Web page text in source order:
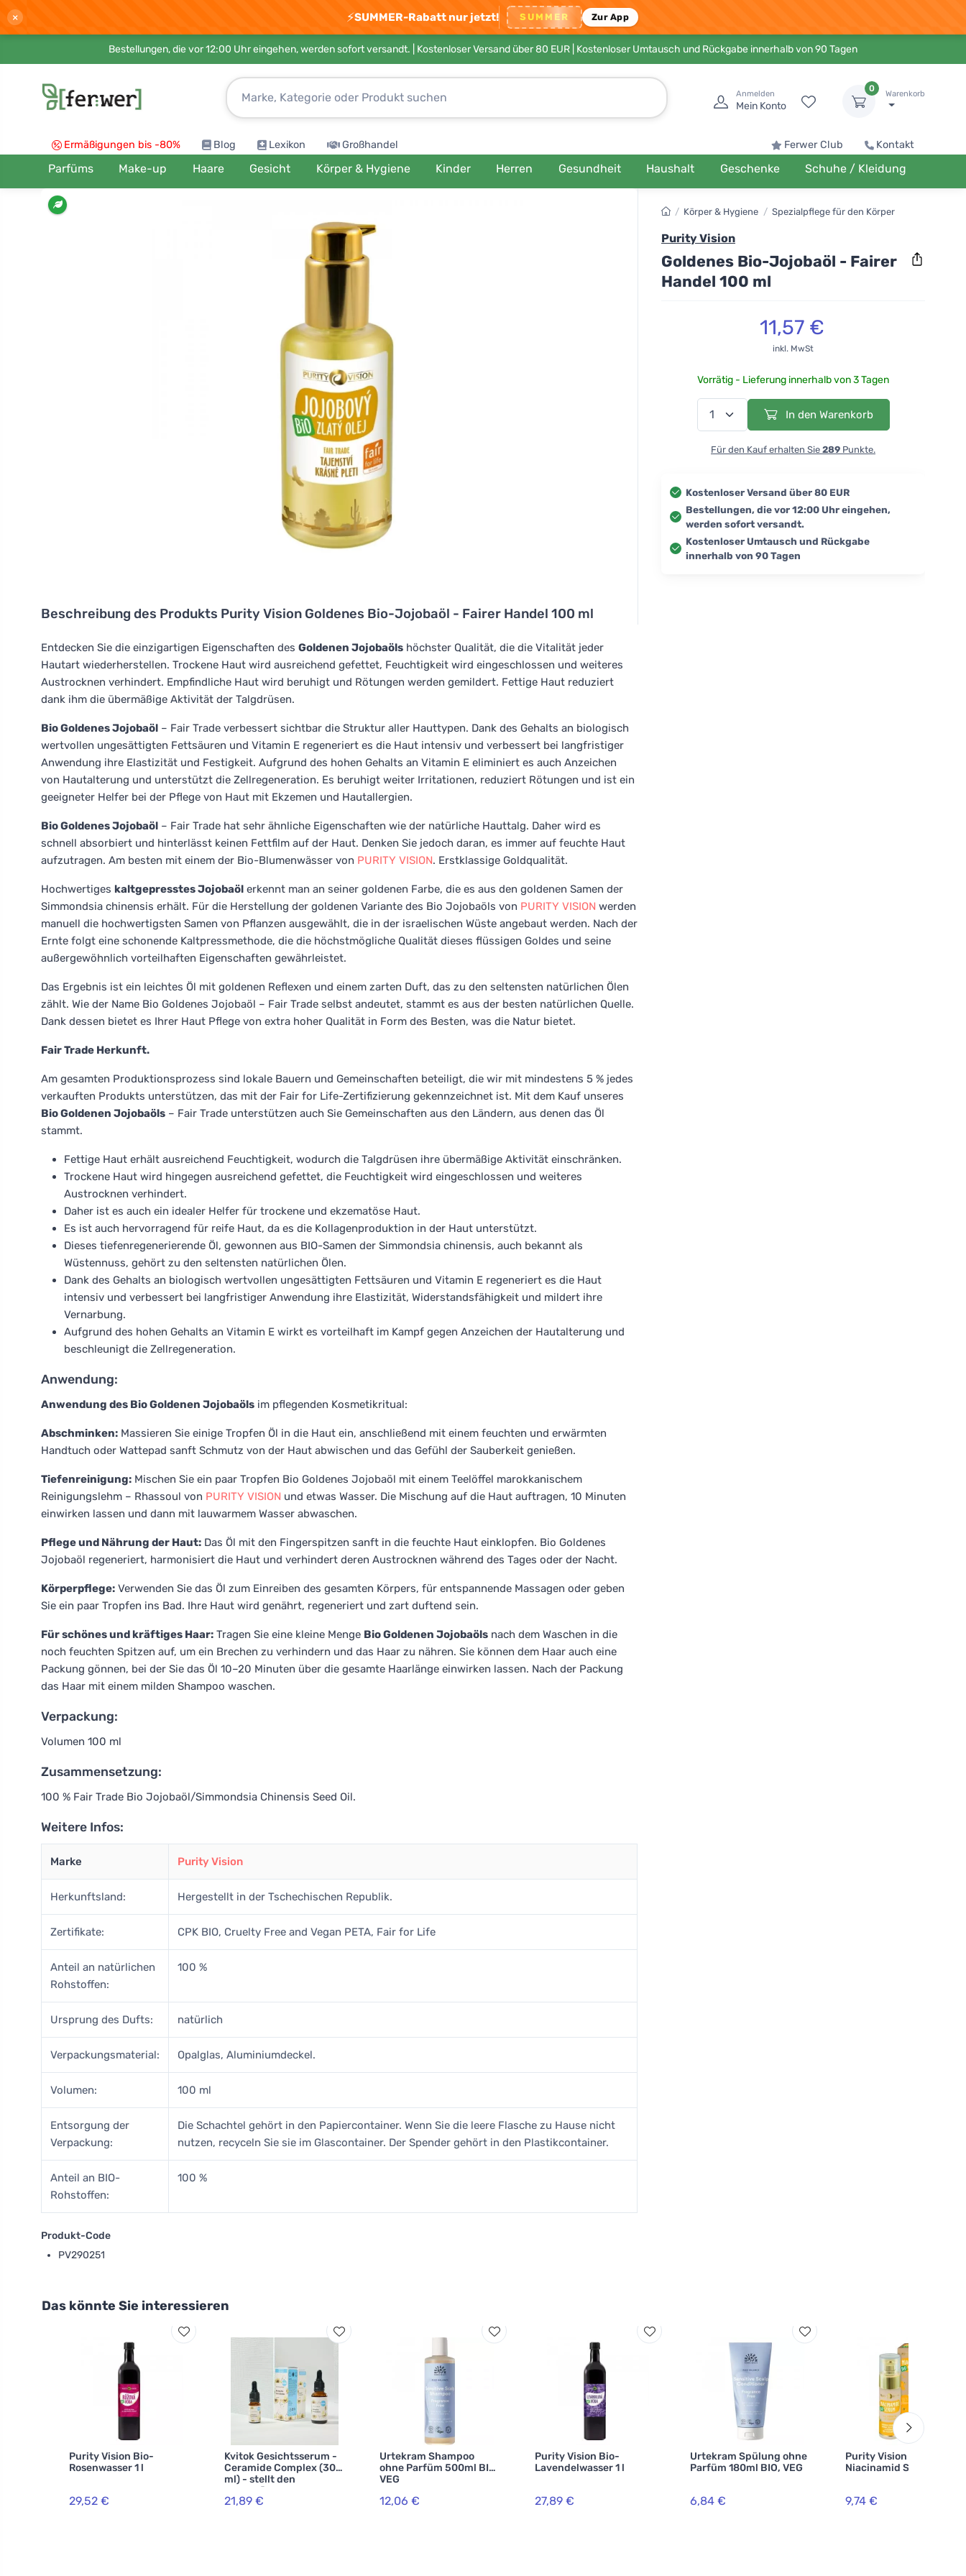
× ⚡SUMMER-Rabatt nur jetzt! SUMMER Zur App
Bestellungen, die vor 12:00 Uhr eingehen, werden sofort versandt. | Kostenloser Versand über 80 EUR | Kostenloser Umtausch und Rückgabe innerhalb von 90 Tagen
Anmelden
Mein Konto
0
Warenkorb
Ermäßigungen bis -80% Blog Lexikon Großhandel Ferwer Club Kontakt
Parfüms Make-up Haare Gesicht Körper & Hygiene Kinder Herren Gesundheit Haushalt Geschenke Schuhe / Kleidung
Beschreibung des Produkts Purity Vision Goldenes Bio-Jojobaöl - Fairer Handel 100 ml
Entdecken Sie die einzigartigen Eigenschaften des Goldenen Jojobaöls höchster Qualität, die die Vitalität jeder
Hautart wiederherstellen. Trockene Haut wird ausreichend gefettet, Feuchtigkeit wird eingeschlossen und weiteres
Austrocknen verhindert. Empfindliche Haut wird beruhigt und Rötungen werden gemildert. Fettige Haut reduziert
dank ihm die übermäßige Aktivität der Talgdrüsen.
Bio Goldenes Jojobaöl – Fair Trade verbessert sichtbar die Struktur aller Hauttypen. Dank des Gehalts an biologisch
wertvollen ungesättigten Fettsäuren und Vitamin E regeneriert es die Haut intensiv und verbessert bei langfristiger
Anwendung ihre Elastizität und Festigkeit. Aufgrund des hohen Gehalts an Vitamin E eliminiert es auch Anzeichen
von Hautalterung und unterstützt die Zellregeneration. Es beruhigt weiter Irritationen, reduziert Rötungen und ist ein
geeigneter Helfer bei der Pflege von Haut mit Ekzemen und Hautallergien.
Bio Goldenes Jojobaöl – Fair Trade hat sehr ähnliche Eigenschaften wie der natürliche Hauttalg. Daher wird es
schnell absorbiert und hinterlässt keinen Fettfilm auf der Haut. Denken Sie jedoch daran, es immer auf feuchte Haut
aufzutragen. Am besten mit einem der Bio-Blumenwässer von PURITY VISION. Erstklassige Goldqualität.
Hochwertiges kaltgepresstes Jojobaöl erkennt man an seiner goldenen Farbe, die es aus den goldenen Samen der
Simmondsia chinensis erhält. Für die Herstellung der goldenen Variante des Bio Jojobaöls von PURITY VISION werden
manuell die hochwertigsten Samen von Pflanzen ausgewählt, die in der israelischen Wüste angebaut werden. Nach der
Ernte folgt eine schonende Kaltpressmethode, die die höchstmögliche Qualität dieses flüssigen Goldes und seine
außergewöhnlich vorteilhaften Eigenschaften gewährleistet.
Das Ergebnis ist ein leichtes Öl mit goldenen Reflexen und einem zarten Duft, das zu den seltensten natürlichen Ölen
zählt. Wie der Name Bio Goldenes Jojobaöl – Fair Trade selbst andeutet, stammt es aus der besten natürlichen Quelle.
Dank dessen bietet es Ihrer Haut Pflege von extra hoher Qualität in Form des Besten, was die Natur bietet.
Fair Trade Herkunft.
Am gesamten Produktionsprozess sind lokale Bauern und Gemeinschaften beteiligt, die wir mit mindestens 5 % jedes
verkauften Produkts unterstützen, das mit der Fair for Life-Zertifizierung gekennzeichnet ist. Mit dem Kauf unseres
Bio Goldenen Jojobaöls – Fair Trade unterstützen auch Sie Gemeinschaften aus den Ländern, aus denen das Öl
stammt.
Fettige Haut erhält ausreichend Feuchtigkeit, wodurch die Talgdrüsen ihre übermäßige Aktivität einschränken.
Trockene Haut wird hingegen ausreichend gefettet, die Feuchtigkeit wird eingeschlossen und weiteres
Austrocknen verhindert.
Daher ist es auch ein idealer Helfer für trockene und ekzematöse Haut.
Es ist auch hervorragend für reife Haut, da es die Kollagenproduktion in der Haut unterstützt.
Dieses tiefenregenerierende Öl, gewonnen aus BIO-Samen der Simmondsia chinensis, auch bekannt als
Wüstennuss, gehört zu den seltensten natürlichen Ölen.
Dank des Gehalts an biologisch wertvollen ungesättigten Fettsäuren und Vitamin E regeneriert es die Haut
intensiv und verbessert bei langfristiger Anwendung ihre Elastizität, Widerstandsfähigkeit und mildert ihre
Vernarbung.
Aufgrund des hohen Gehalts an Vitamin E wirkt es vorteilhaft im Kampf gegen Anzeichen der Hautalterung und
beschleunigt die Zellregeneration.
Anwendung:
Anwendung des Bio Goldenen Jojobaöls im pflegenden Kosmetikritual:
Abschminken: Massieren Sie einige Tropfen Öl in die Haut ein, anschließend mit einem feuchten und erwärmten
Handtuch oder Wattepad sanft Schmutz von der Haut abwischen und das Gefühl der Sauberkeit genießen.
Tiefenreinigung: Mischen Sie ein paar Tropfen Bio Goldenes Jojobaöl mit einem Teelöffel marokkanischem
Reinigungslehm – Rhassoul von PURITY VISION und etwas Wasser. Die Mischung auf die Haut auftragen, 10 Minuten
einwirken lassen und dann mit lauwarmem Wasser abwaschen.
Pflege und Nährung der Haut: Das Öl mit den Fingerspitzen sanft in die feuchte Haut einklopfen. Bio Goldenes
Jojobaöl regeneriert, harmonisiert die Haut und verhindert deren Austrocknen während des Tages oder der Nacht.
Körperpflege: Verwenden Sie das Öl zum Einreiben des gesamten Körpers, für entspannende Massagen oder geben
Sie ein paar Tropfen ins Bad. Ihre Haut wird genährt, regeneriert und zart duftend sein.
Für schönes und kräftiges Haar: Tragen Sie eine kleine Menge Bio Goldenen Jojobaöls nach dem Waschen in die
noch feuchten Spitzen auf, um ein Brechen zu verhindern und das Haar zu nähren. Sie können dem Haar auch eine
Packung gönnen, bei der Sie das Öl 10–20 Minuten über die gesamte Haarlänge einwirken lassen. Nach der Packung
das Haar mit einem milden Shampoo waschen.
Verpackung:
Volumen 100 ml
Zusammensetzung:
100 % Fair Trade Bio Jojobaöl/Simmondsia Chinensis Seed Oil.
Weitere Infos:
Marke Purity Vision
Herkunftsland: Hergestellt in der Tschechischen Republik.
Zertifikate: CPK BIO, Cruelty Free and Vegan PETA, Fair for Life
Anteil an natürlichen
Rohstoffen:
100 %
Ursprung des Dufts: natürlich
Verpackungsmaterial: Opalglas, Aluminiumdeckel.
Volumen: 100 ml
Entsorgung der
Verpackung:
Die Schachtel gehört in den Papiercontainer. Wenn Sie die leere Flasche zu Hause nicht
nutzen, recyceln Sie sie im Glascontainer. Der Spender gehört in den Plastikcontainer.
Anteil an BIO-
Rohstoffen:
100 %
Produkt-Code
PV290251
/ Körper & Hygiene / Spezialpflege für den Körper
Purity Vision
Goldenes Bio-Jojobaöl - Fairer
Handel 100 ml
11,57 €
inkl. MwSt
Vorrätig - Lieferung innerhalb von 3 Tagen
In den Warenkorb
Für den Kauf erhalten Sie 289 Punkte.
Kostenloser Versand über 80 EUR
Bestellungen, die vor 12:00 Uhr eingehen,
werden sofort versandt.
Kostenloser Umtausch und Rückgabe
innerhalb von 90 Tagen
Das könnte Sie interessieren
Purity Vision Bio-
Rosenwasser 1 l
29,52 €
Kvitok Gesichtsserum -
Ceramide Complex (30
ml) - stellt den
Schutzfilm der Haut
wieder her
21,89 €
Urtekram Shampoo
ohne Parfüm 500ml BIO,
VEG
12,06 €
Purity Vision Bio-
Lavendelwasser 1 l
27,89 €
Urtekram Spülung ohne
Parfüm 180ml BIO, VEG
6,84 €
Purity Vision Bio
Niacinamid Serum 30 ml
9,74 €